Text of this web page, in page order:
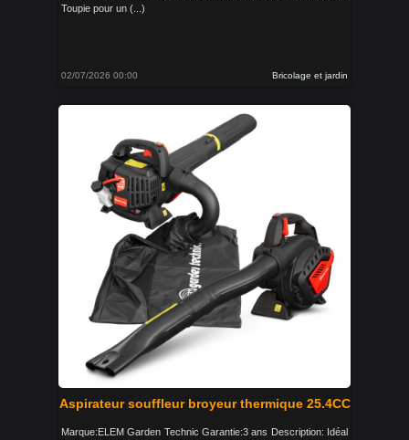
Toupie pour un (...)
02/07/2026 00:00 Bricolage et jardin
Aspirateur souffleur broyeur thermique 25.4CC
Marque:ELEM Garden Technic Garantie:3 ans Description: Idéal